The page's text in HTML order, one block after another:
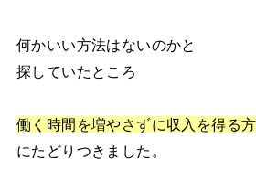
何かいい方法はないのかと
探していたところ
働く時間を増やさずに収入を得る
にたどりつきました。